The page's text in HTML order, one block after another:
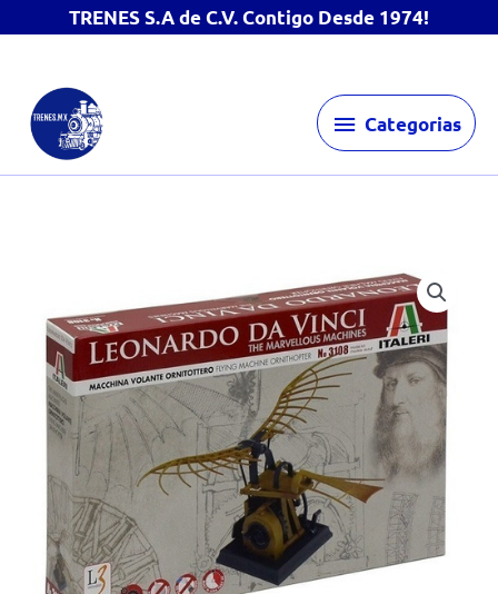
TRENES S.A de C.V. Contigo Desde 1974!
contenido
Categorias
Categorias